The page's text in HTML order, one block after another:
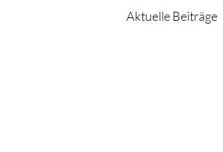
Aktuelle Beiträge